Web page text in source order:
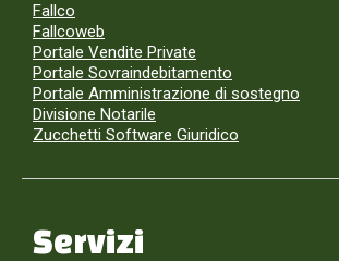
Fallco
Fallcoweb
Portale Vendite Private
Portale Sovraindebitamento
Portale Amministrazione di sostegno
Divisione Notarile
Zucchetti Software Giuridico
Servizi